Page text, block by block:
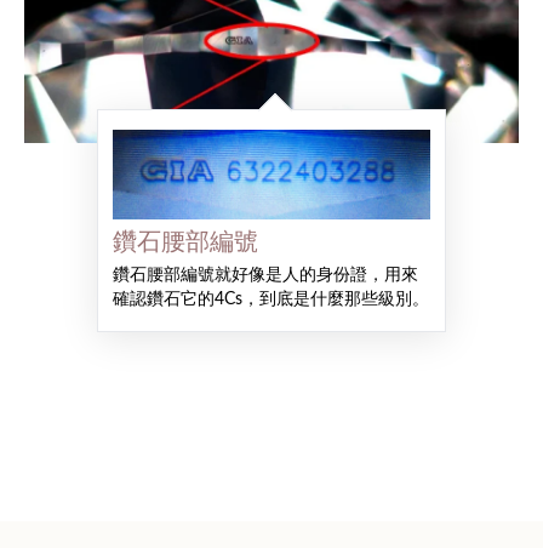
鑽石腰部編號
鑽石腰部編號就好像是人的身份證，用來
確認鑽石它的4Cs，到底是什麼那些級別。